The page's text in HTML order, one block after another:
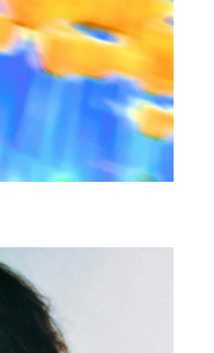
COMME AVANT